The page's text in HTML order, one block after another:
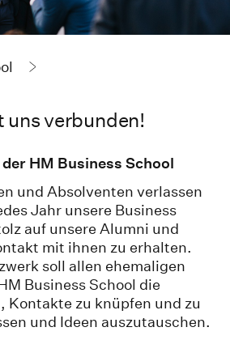
uns verbunden!
HM Business School
und Absolventen verlassen
Jahr unsere Business
auf unsere Alumni und
mit ihnen zu erhalten.
soll allen ehemaligen
Business School die
Kontakte zu knüpfen und zu
und Ideen auszutauschen.